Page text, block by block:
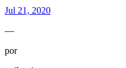
Jul 21, 2020
—
por